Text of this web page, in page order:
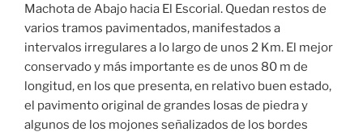
Machota de Abajo hacia El Escorial. Quedan restos de
varios tramos pavimentados, manifestados a
intervalos irregulares a lo largo de unos 2 Km. El mejor
conservado y más importante es de unos 80 m de
longitud, en los que presenta, en relativo buen estado,
el pavimento original de grandes losas de piedra y
algunos de los mojones señalizados de los bordes